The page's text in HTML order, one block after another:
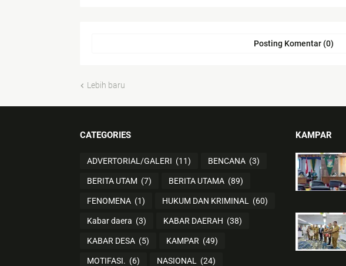
Posting Komentar (0)
Lebih baru
CATEGORIES
ADVERTORIAL/GALERI (11) BENCANA (3)
BERITA UTAM (7) BERITA UTAMA (89)
FENOMENA (1) HUKUM DAN KRIMINAL (60)
Kabar daera (3) KABAR DAERAH (38)
KABAR DESA (5) KAMPAR (49)
MOTIFASI. (6) NASIONAL (24)
KAMPAR